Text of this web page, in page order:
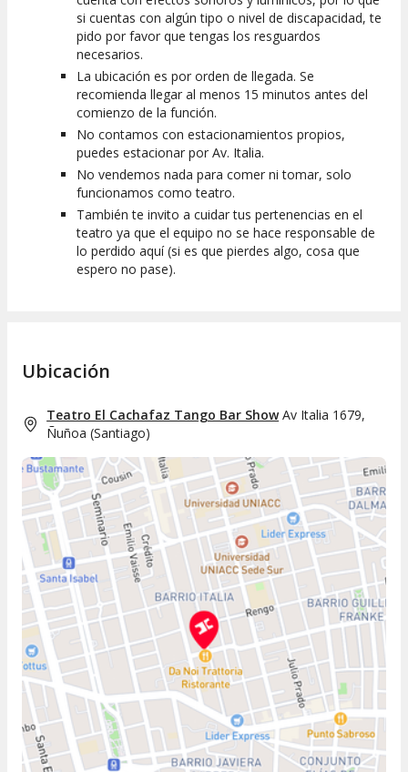
si cuentas con algún tipo o nivel de discapacidad, te
pido por favor que tengas los resguardos
necesarios.
La ubicación es por orden de llegada. Se
recomienda llegar al menos 15 minutos antes del
comienzo de la función.
No contamos con estacionamientos propios,
puedes estacionar por Av. Italia.
No vendemos nada para comer ni tomar, solo
funcionamos como teatro.
También te invito a cuidar tus pertenencias en el
teatro ya que el equipo no se hace responsable de
lo perdido aquí (si es que pierdes algo, cosa que
espero no pase).
Ubicación
Teatro El Cachafaz Tango Bar Show Av Italia 1679,
Ñuñoa (Santiago)